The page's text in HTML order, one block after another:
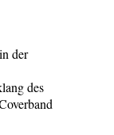
der
des